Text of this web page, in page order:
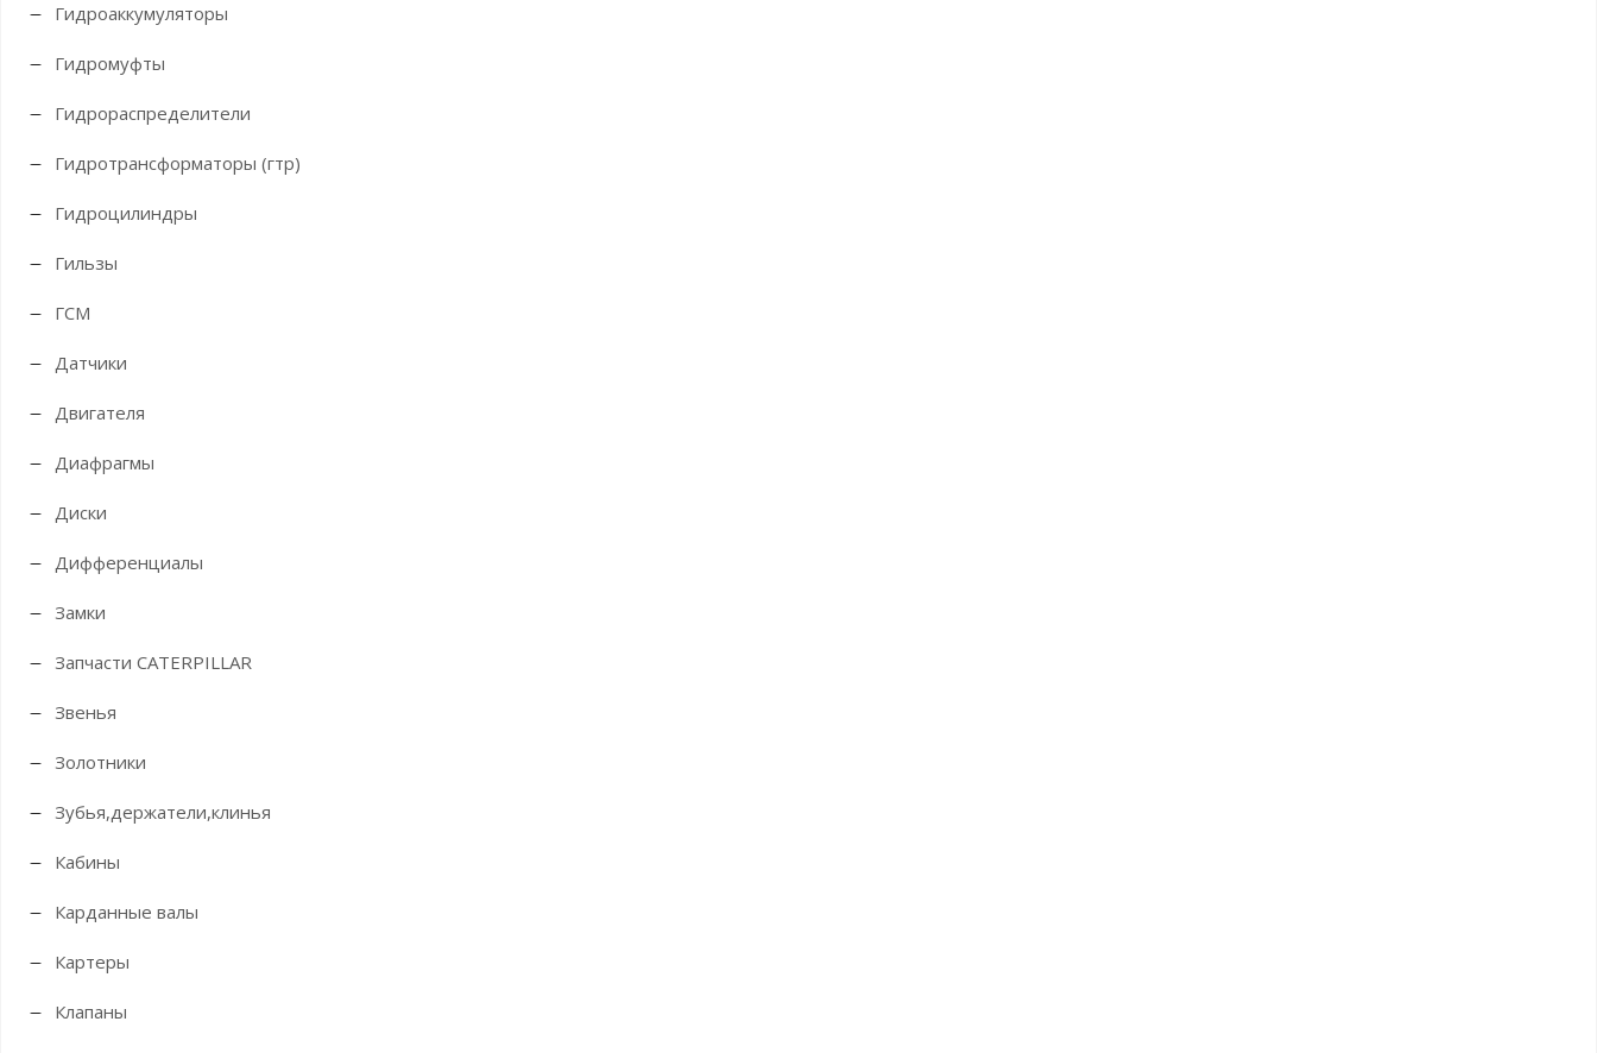
Гидроаккумуляторы
Гидромуфты
Гидрораспределители
Гидротрансформаторы (гтр)
Гидроцилиндры
Гильзы
ГСМ
Датчики
Двигателя
Диафрагмы
Диски
Дифференциалы
Замки
Запчасти CATERPILLAR
Звенья
Золотники
Зубья,держатели,клинья
Кабины
Карданные валы
Картеры
Клапаны